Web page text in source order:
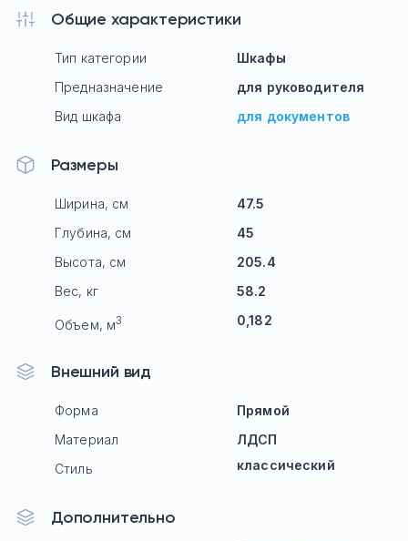
Общие характеристики
Тип категории
Шкафы
Предназначение
для руководителя
Вид шкафа
для документов
Размеры
Ширина, см
47.5
Глубина, см
45
Высота, см
205.4
Вес, кг
58.2
Объем, м3 0,182
Внешний вид
Форма
Прямой
Материал
ЛДСП
Стиль
классический
Дополнительно